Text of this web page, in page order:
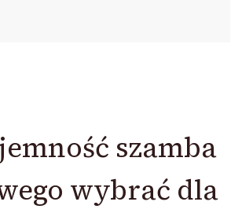
szamba
wybrać dla